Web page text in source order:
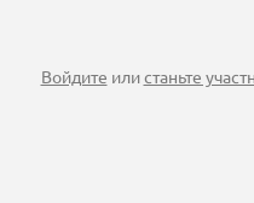
Войдите илистаньте